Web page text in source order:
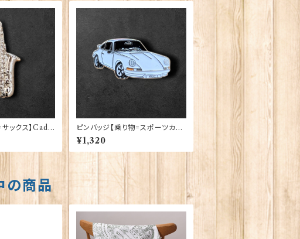
サックス】Cado
22
ピンバッジ【乗り物=スポーツカー
W】Cadogan 90040-XJKB11-
56
¥1,320
の商品